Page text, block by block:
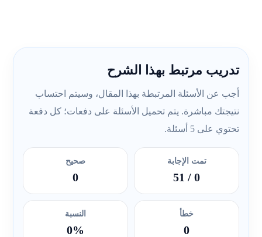
تدريب مرتبط بهذا الشرح
أجب عن الأسئلة المرتبطة بهذا المقال، وسيتم احتساب
نتيجتك مباشرة. يتم تحميل الأسئلة على دفعات؛ كل دفعة
تحتوي على 5 أسئلة.
تمت الإجابة
0
/ 51
صحيح
0
خطأ
0
النسبة
0%